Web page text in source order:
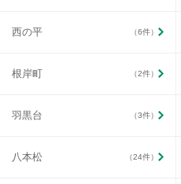
西の平 （6件）
根岸町 （2件）
羽黒台 （3件）
八本松 （24件）